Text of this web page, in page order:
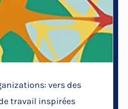
vers des
travail inspirées